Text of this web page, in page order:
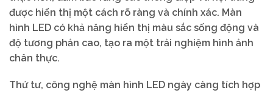
được hiển thị một cách rõ ràng và chính xác. Màn
hình LED có khả năng hiển thị màu sắc sống động và
độ tương phản cao, tạo ra một trải nghiệm hình ảnh
chân thực.
Thứ tư, công nghệ màn hình LED ngày càng tích hợp